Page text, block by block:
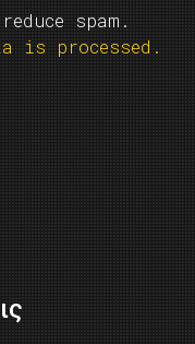
spam.
is processed.